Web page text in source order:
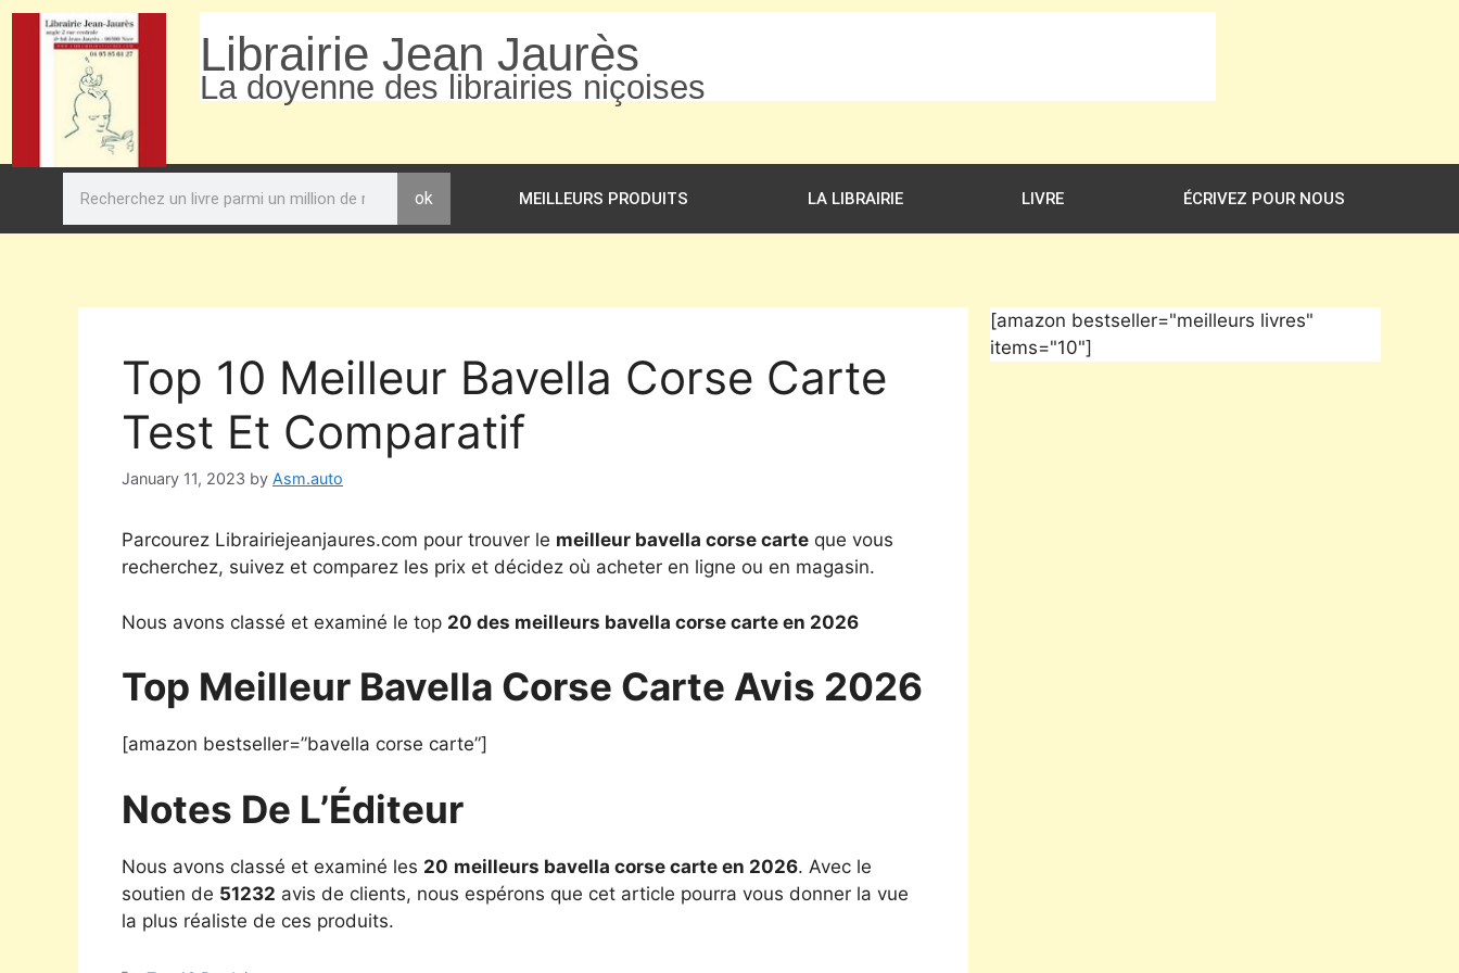
Librairie Jean Jaurès
La doyenne des librairies niçoises
ok MEILLEURS PRODUITS LA LIBRAIRIE LIVRE ÉCRIVEZ POUR NOUS
Top 10 Meilleur Bavella Corse Carte
Test Et Comparatif
January 11, 2023 by Asm.auto
Parcourez Librairiejeanjaures.com pour trouver le meilleur bavella corse carte que vous
recherchez, suivez et comparez les prix et décidez où acheter en ligne ou en magasin.
Nous avons classé et examiné le top 20 des meilleurs bavella corse carte en 2026
Top Meilleur Bavella Corse Carte Avis 2026
[amazon bestseller=”bavella corse carte”]
Notes De L’Éditeur
Nous avons classé et examiné les 20 meilleurs bavella corse carte en 2026. Avec le
soutien de 51232 avis de clients, nous espérons que cet article pourra vous donner la vue
la plus réaliste de ces produits.
[amazon bestseller="meilleurs livres"
items="10"]